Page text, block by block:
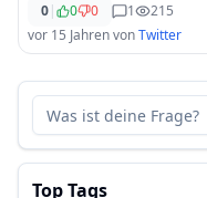
0| 0 0 1
215
vor 15 JahrenvonTwitter
Top Tags